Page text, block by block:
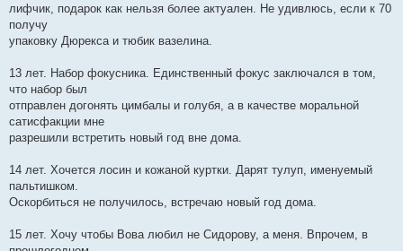
лифчик, подарок как нельзя более актуален. Не удивлюсь, если к 70
получу
упаковку Дюрекса и тюбик вазелина.
13 лет. Набор фокусника. Единственный фокус заключался в том,
что набор был
отправлен догонять цимбалы и голубя, а в качестве моральной
сатисфакции мне
разрешили встретить новый год вне дома.
14 лет. Хочется лосин и кожаной куртки. Дарят тулуп, именуемый
пальтишком.
Оскорбиться не получилось, встречаю новый год дома.
15 лет. Хочу чтобы Вова любил не Сидорову, а меня. Впрочем, в